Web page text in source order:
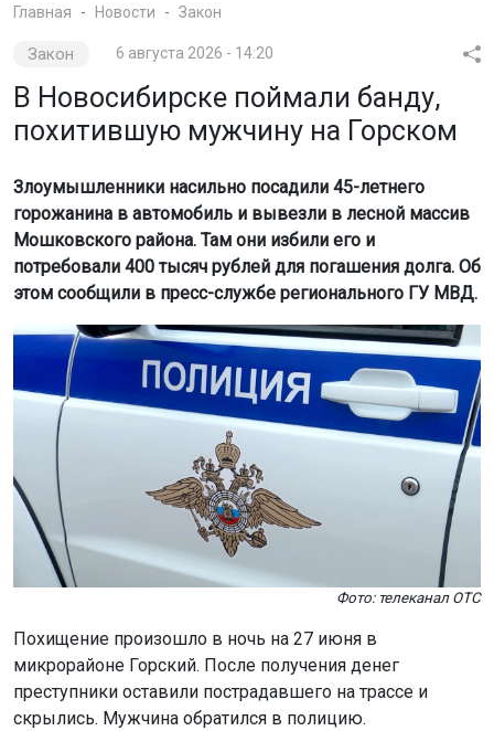
Главная Новости Закон
Закон 6 августа 2026 - 14:20
В Новосибирске поймали банду,
похитившую мужчину на Горском
Злоумышленники насильно посадили 45-летнего
горожанина в автомобиль и вывезли в лесной массив
Мошковского района. Там они избили его и
потребовали 400 тысяч рублей для погашения долга. Об
этом сообщили в пресс-службе регионального ГУ МВД.
Фото: телеканал ОТС
Похищение произошло в ночь на 27 июня в
микрорайоне Горский. После получения денег
преступники оставили пострадавшего на трассе и
скрылись. Мужчина обратился в полицию.